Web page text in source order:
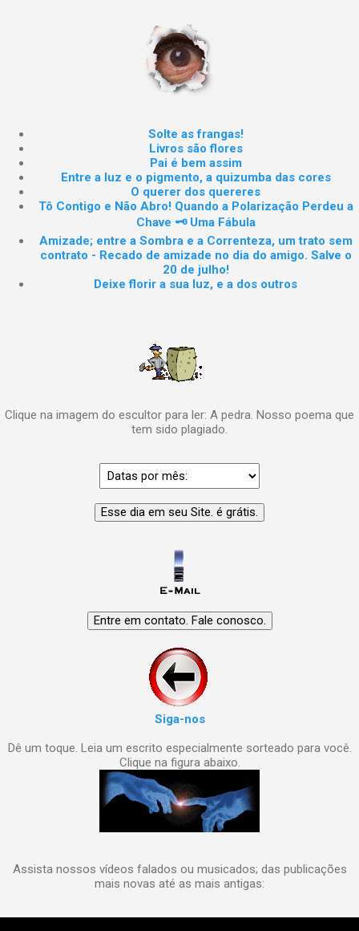
Solte as frangas!
Livros são flores
Pai é bem assim
Entre a luz e o pigmento, a quizumba das cores
O querer dos quereres
Tô Contigo e Não Abro! Quando a Polarização Perdeu a
Chave 🗝️ Uma Fábula
Amizade; entre a Sombra e a Correnteza, um trato sem
contrato - Recado de amizade no dia do amigo. Salve o
20 de julho!
Deixe florir a sua luz, e a dos outros
Clique na imagem do escultor para ler: A pedra. Nosso poema que
tem sido plagiado.
Siga-nos
Dê um toque. Leia um escrito especialmente sorteado para você.
Clique na figura abaixo.
Assista nossos vídeos falados ou musicados; das publicações
mais novas até as mais antigas: